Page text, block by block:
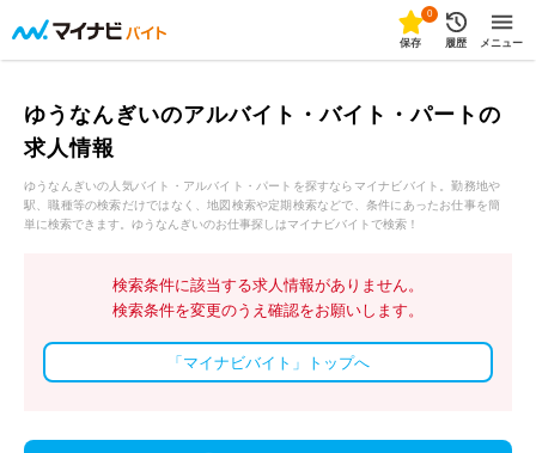
0
保存 履歴 メニュー
ゆうなんぎいのアルバイト・バイト・パートの
求人情報
ゆうなんぎいの人気バイト・アルバイト・パートを探すならマイナビバイト。勤務地や
駅、職種等の検索だけではなく、地図検索や定期検索などで、条件にあったお仕事を簡
単に検索できます。ゆうなんぎいのお仕事探しはマイナビバイトで検索！
検索条件に該当する求人情報がありません。
検索条件を変更のうえ確認をお願いします。
「マイナビバイト」トップへ